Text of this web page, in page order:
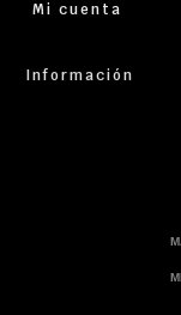
Mi cuenta
Información